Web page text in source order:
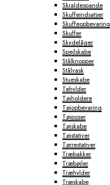
Skraldespande
Skuffeindsatser
Skuffeopbevaring
Skuffer
Skydelåger
Spejlskabe
Stålknopper
Stålvask
Stueskabe
Tehylder
Tøjholdere
Tøjopbevaring
Tøjposer
Tøjskabe
Tøjstativer
Tørrestativer
Træbakker
Træbøjler
Træhylder
Træskabe